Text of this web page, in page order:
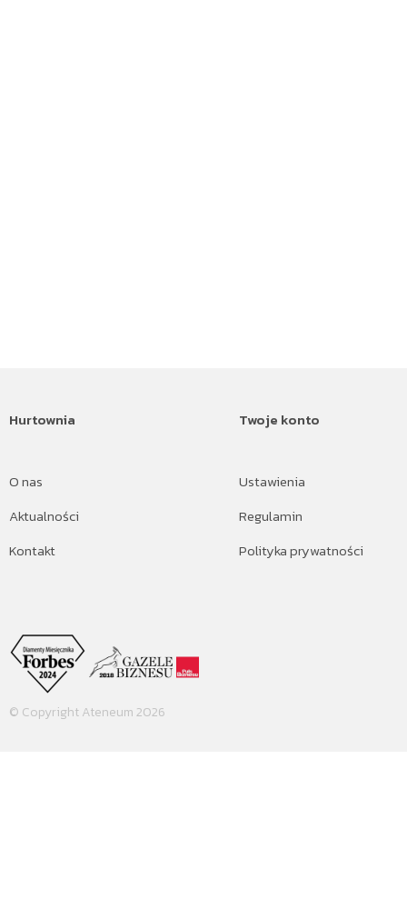
Hurtownia
O nas
Aktualności
Kontakt
Twoje konto
Ustawienia
Regulamin
Polityka prywatności
© Copyright Ateneum 2026